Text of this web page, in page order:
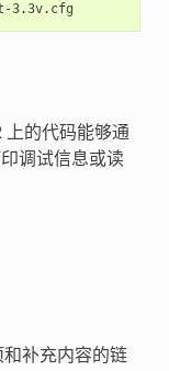
上的代码能够通
调试信息或读
补充内容的链